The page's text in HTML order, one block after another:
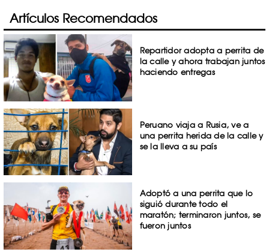
Artículos Recomendados
Repartidor adopta a perrita de
la calle y ahora trabajan juntos
haciendo entregas
Peruano viaja a Rusia, ve a
una perrita herida de la calle y
se la lleva a su país
Adoptó a una perrita que lo
siguió durante todo el
maratón; terminaron juntos, se
fueron juntos